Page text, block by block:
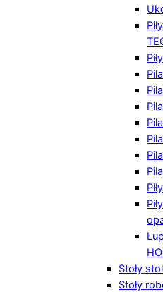
Stoły
Stoły